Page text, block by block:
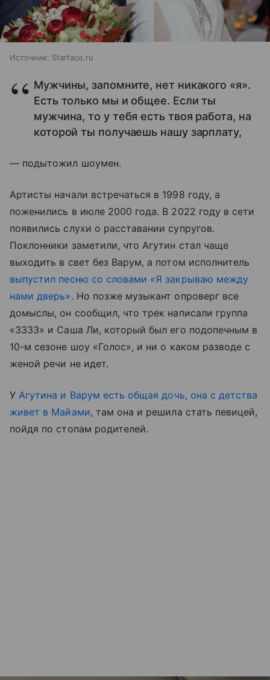
Источник: Starface.ru
Мужчины, запомните, нет никакого «я».
Есть только мы и общее. Если ты
мужчина, то у тебя есть твоя работа, на
которой ты получаешь нашу зарплату,
— подытожил шоумен.
Артисты начали встречаться в 1998 году, а
поженились в июле 2000 года. В 2022 году в сети
появились слухи о расставании супругов.
Поклонники заметили, что Агутин стал чаще
выходить в свет без Варум, а потом исполнитель
выпустил песню со словами «Я закрываю между
нами дверь». Но позже музыкант опроверг все
домыслы, он сообщил, что трек написали группа
«3333» и Саша Ли, который был его подопечным в
10-м сезоне шоу «Голос», и ни о каком разводе с
женой речи не идет.
У Агутина и Варум есть общая дочь, она с детства
живет в Майами, там она и решила стать певицей,
пойдя по стопам родителей.